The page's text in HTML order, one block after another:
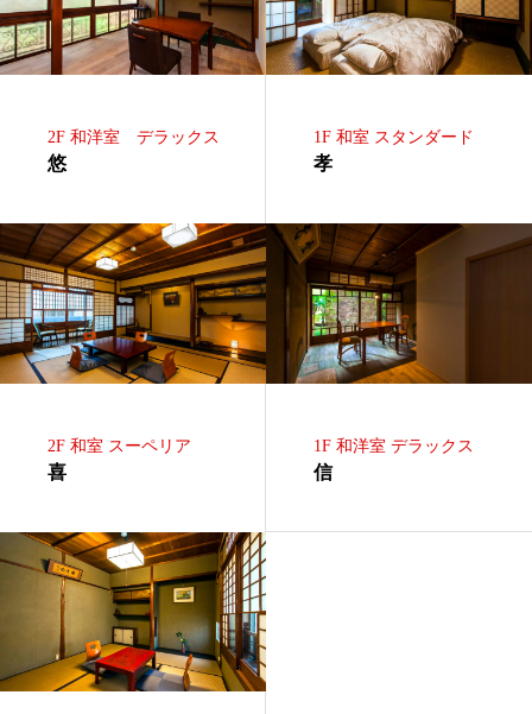
2F 和洋室 デラックス
悠
1F 和室 スタンダード
孝
2F 和室 スーペリア
喜
1F 和洋室 デラックス
信